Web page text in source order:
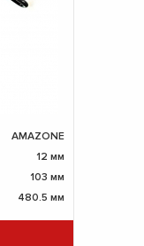
AMAZONE
12 мм
103 мм
480.5 мм